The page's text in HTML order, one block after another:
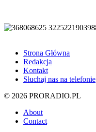
Strona Główna
Redakcja
Kontakt
Słuchaj nas na telefonie
© 2026 PRORADIO.PL
About
Contact